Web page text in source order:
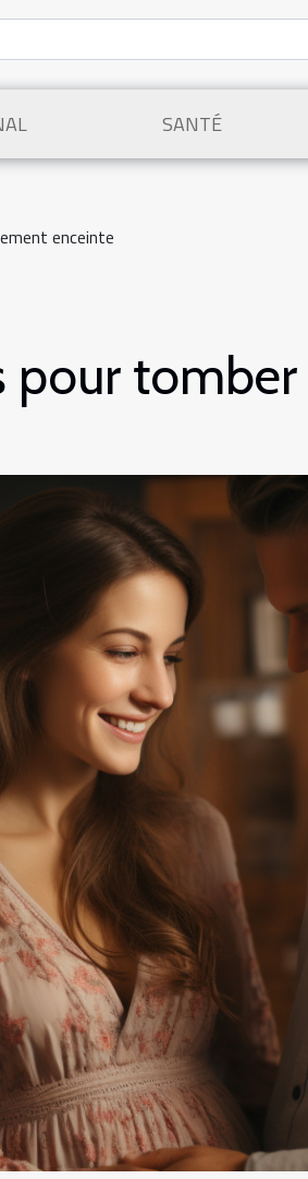
SANTÉ
enceinte
pour